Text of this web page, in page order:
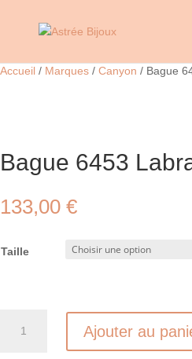
Accueil / Marques / Canyon / Bague
Bague 6453
133,00 €
Taille
Ajouter au